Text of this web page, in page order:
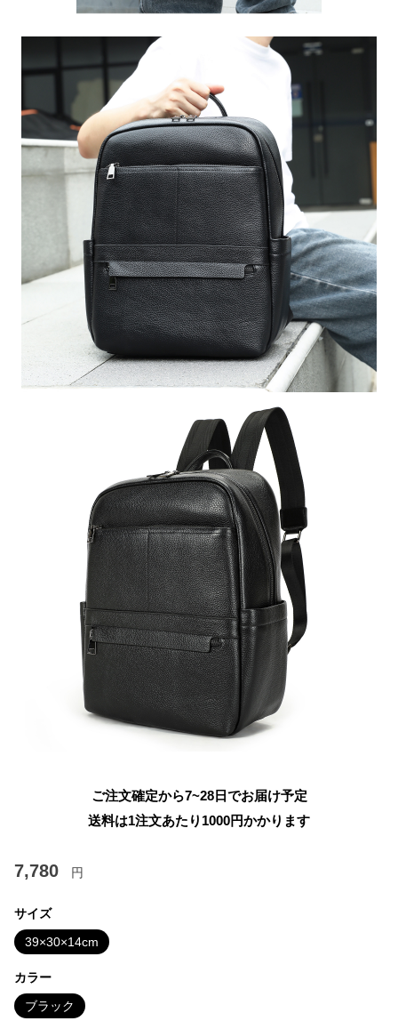
ご注文確定から7~28日でお届け予定
送料は1注文あたり 1000円かかります
7,780 円
サイズ
39×30×14cm
カラー
ブラック